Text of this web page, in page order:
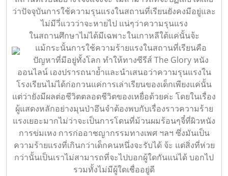
ว่าปัจจุบันการใช้ความรุนแรงในสถานที่เรียนยังคงมีอยู่และ
ไม่มีวี่แววว่าจะหายไป แน่ๆว่าความรุนแรง
ในสถานศึกษาไม่ได้มีเฉพาะในเกาหลีใต้แค่นั้นจ้ะ
แม้กระนั้นการใช้ความร้ายแรงในสถานที่เรียนคือ
ปัญหาที่มีอยู่ทั้งโลก ทำให้ทางซีรีส์ The Glory หนัง
ออนไลน์ เองปรารถนาย้ำและนำเสนอว่าความรุนแรงใน
โรงเรียนไม่ได้ก่อกวนแค่การเล่าเรียนของเด็กเพียงแค่นั้น
แต่ว่ายังมีผลต่อชีวิตตลอดชีวิตของเหยื่อด้วยค่ะ โดยในเรื่อง
ผู้แสดงหลักอย่างมุนป่าอึนจำต้องพบกับเรื่องราวความร้าย
แรงเยอะมากไม่ว่าจะเป็นการโดนที่ม้วนผมร้อนๆจี๋ที่ผิวหนัง
การข่มเหง การก่ออาชญากรรมทางเพศ ฯลฯ ซึ่งมันเป็น
ความร้ายแรงที่เกินกว่าเด็กคนหนึ่งจะรับได้ จ้ะ แต่สิ่งที่ห่วย
กว่านั้นเป็นเราไม่สามารถที่จะไปบอกผู้ใดกันแน่ได้ บอกไป
รวมทั้งไม่มีผู้ใดเชื่ออยู่ดี